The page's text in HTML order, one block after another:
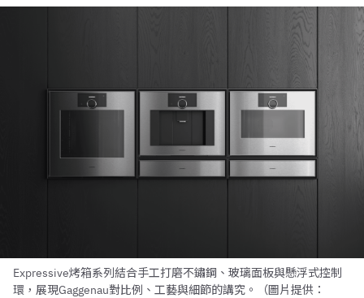
Expressive烤箱系列結合手工打磨不鏽鋼、玻璃面板與懸浮式控制
環，展現Gaggenau對比例、工藝與細節的講究。（圖片提供：